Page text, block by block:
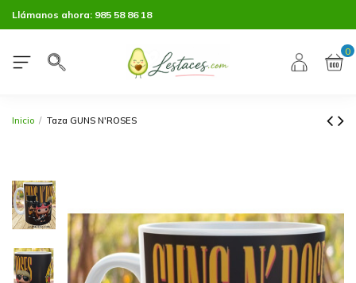
Llámanos ahora: 985 58 86 18
0
Inicio Taza GUNS N'ROSES